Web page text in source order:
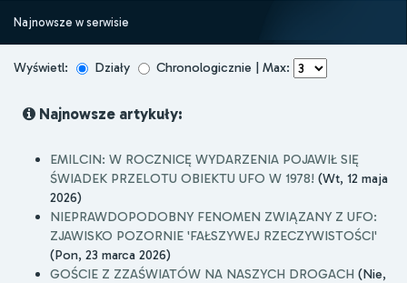
Najnowsze w serwisie
Wyświetl: Działy Chronologicznie | Max:
Najnowsze artykuły:
EMILCIN: W ROCZNICĘ WYDARZENIA POJAWIŁ SIĘ
ŚWIADEK PRZELOTU OBIEKTU UFO W 1978! (Wt, 12 maja
2026)
NIEPRAWDOPODOBNY FENOMEN ZWIĄZANY Z UFO:
ZJAWISKO POZORNIE 'FAŁSZYWEJ RZECZYWISTOŚCI'
(Pon, 23 marca 2026)
GOŚCIE Z ZZAŚWIATÓW NA NASZYCH DROGACH (Nie,